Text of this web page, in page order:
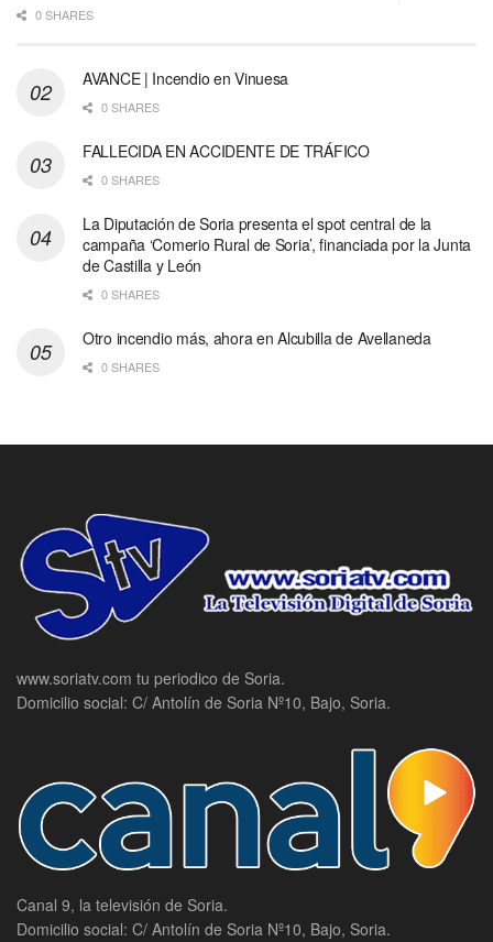
0 SHARES
AVANCE | Incendio en Vinuesa
0 SHARES
FALLECIDA EN ACCIDENTE DE TRÁFICO
0 SHARES
La Diputación de Soria presenta el spot central de la
campaña ‘Comerio Rural de Soria’, financiada por la Junta
de Castilla y León
0 SHARES
Otro incendio más, ahora en Alcubilla de Avellaneda
0 SHARES
www.soriatv.com tu periodico de Soria.
Domicilio social: C/ Antolín de Soria Nº10, Bajo, Soria.
Canal 9, la televisión de Soria.
Domicilio social: C/ Antolín de Soria Nº10, Bajo, Soria.